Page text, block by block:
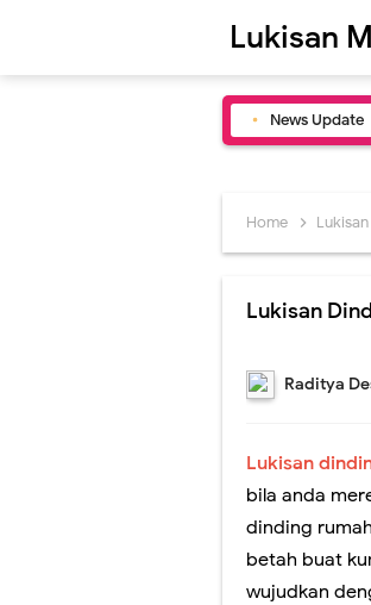
Lukisan
News Update
Home
Lukisan
Raditya
Lukisan
bila anda
dinding
betah buat
wujudkan